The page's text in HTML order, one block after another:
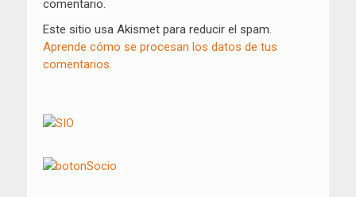
comentario.
Este sitio usa Akismet para reducir el spam.
Aprende cómo se procesan los datos de tus
comentarios.